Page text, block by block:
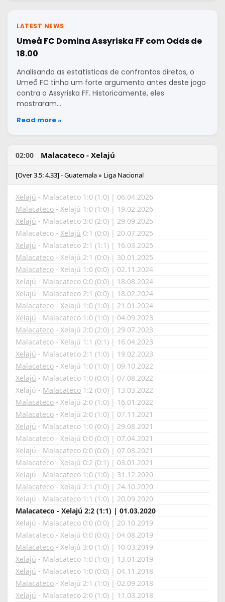
LATEST NEWS
Umeå FC Domina Assyriska FF com Odds de
18.00
Analisando as estatísticas de confrontos diretos, o
Umeå FC tinha um forte argumento antes deste jogo
contra o Assyriska FF. Historicamente, eles
mostraram…
Read more »
02:00 Malacateco - Xelajú
[Over 3.5: 4.33] - Guatemala » Liga Nacional
Xelajú - Malacateco 1:0 (1:0) | 06.04.2026
Malacateco - Xelajú 1:0 (1:0) | 19.02.2026
Xelajú - Malacateco 3:0 (2:0) | 29.09.2025
Malacateco - Xelajú 0:1 (0:0) | 20.07.2025
Xelajú - Malacateco 2:1 (1:1) | 16.03.2025
Malacateco - Xelajú 2:1 (0:0) | 30.01.2025
Malacateco - Xelajú 1:0 (0:0) | 02.11.2024
Xelajú - Malacateco 0:0 (0:0) | 18.08.2024
Xelajú - Malacateco 2:1 (0:0) | 18.02.2024
Malacateco - Xelajú 1:0 (1:0) | 21.01.2024
Xelajú - Malacateco 1:0 (1:0) | 04.09.2023
Malacateco - Xelajú 2:0 (2:0) | 29.07.2023
Malacateco - Xelajú 1:1 (0:1) | 16.04.2023
Xelajú - Malacateco 2:1 (1:0) | 19.02.2023
Malacateco - Xelajú 1:0 (1:0) | 09.10.2022
Xelajú - Malacateco 1:0 (0:0) | 07.08.2022
Xelajú - Malacateco 1:2 (0:0) | 13.03.2022
Malacateco - Xelajú 2:0 (1:0) | 16.01.2022
Malacateco - Xelajú 2:0 (1:0) | 07.11.2021
Xelajú - Malacateco 1:0 (0:0) | 29.08.2021
Malacateco - Xelajú 0:0 (0:0) | 07.04.2021
Xelajú - Malacateco 0:0 (0:0) | 07.03.2021
Malacateco - Xelajú 0:2 (0:1) | 03.01.2021
Xelajú - Malacateco 1:0 (1:0) | 31.12.2020
Malacateco - Xelajú 2:1 (1:0) | 24.10.2020
Xelajú - Malacateco 1:1 (1:0) | 20.09.2020
Malacateco - Xelajú 2:2 (1:1) | 01.03.2020
Xelajú - Malacateco 0:0 (0:0) | 20.10.2019
Malacateco - Xelajú 0:0 (0:0) | 04.08.2019
Malacateco - Xelajú 3:0 (1:0) | 10.03.2019
Xelajú - Malacateco 1:0 (1:0) | 13.01.2019
Xelajú - Malacateco 1:0 (0:0) | 04.11.2018
Malacateco - Xelajú 2:1 (1:0) | 02.09.2018
Xelajú - Malacateco 2:0 (1:0) | 11.03.2018